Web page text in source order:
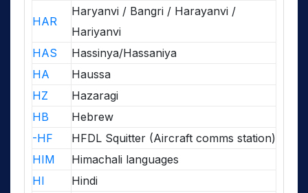
HAR
Haryanvi / Bangri / Harayanvi /
Hariyanvi
HAS
Hassinya/Hassaniya
HA
Haussa
HZ
Hazaragi
HB
Hebrew
-HF
HFDL Squitter (Aircraft comms station)
HIM
Himachali languages
HI
Hindi